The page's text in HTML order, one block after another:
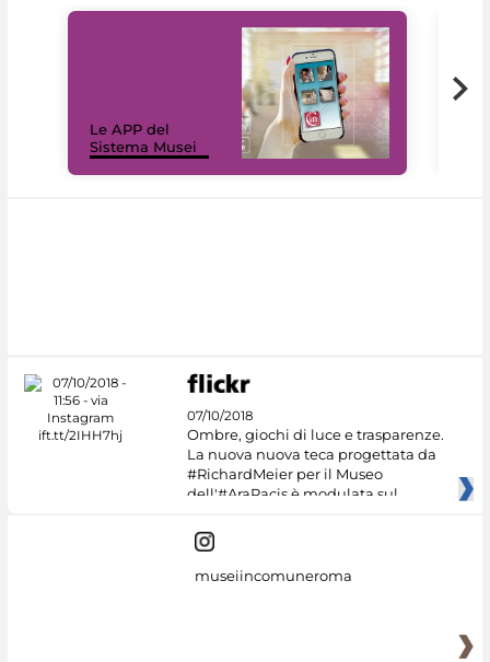
Le APP del
Sistema Musei
07/10/2018
Ombre, giochi di luce e trasparenze.
La nuova nuova teca progettata da
#RichardMeier per il Museo
dell'#AraPacis è modulata sul
museiincomuneroma